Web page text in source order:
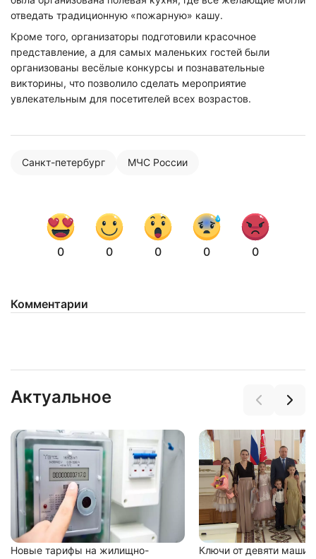
отведать традиционную «пожарную» кашу.
Кроме того, организаторы подготовили красочное
представление, а для самых маленьких гостей были
организованы весёлые конкурсы и познавательные
викторины, что позволило сделать мероприятие
увлекательным для посетителей всех возрастов.
Санкт-петербург МЧС России
0 0 0 0 0
Комментарии
Актуальное
Новые тарифы на жилищно-
Ключи от девяти машин
Нажимая на кнопку "Отправить" вы
соглашаетесь с
политикой конфиденциальности